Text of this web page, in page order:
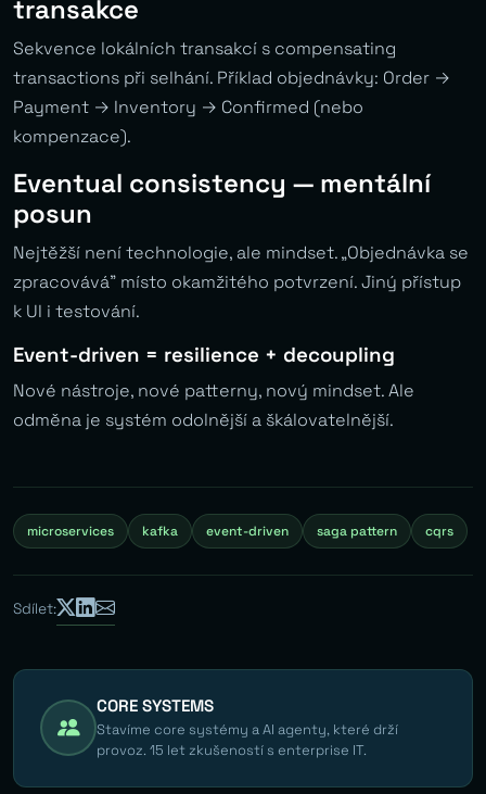
transakce
Sekvence lokálních transakcí s compensating
transactions při selhání. Příklad objednávky: Order →
Payment → Inventory → Confirmed (nebo
kompenzace).
Eventual consistency — mentální
posun
Nejtěžší není technologie, ale mindset. „Objednávka se
zpracovává” místo okamžitého potvrzení. Jiný přístup
k UI i testování.
Event-driven = resilience + decoupling
Nové nástroje, nové patterny, nový mindset. Ale
odměna je systém odolnější a škálovatelnější.
microservices kafka event-driven saga pattern cqrs
Sdílet:
CORE SYSTEMS
Stavíme core systémy a AI agenty, které drží
provoz. 15 let zkušeností s enterprise IT.